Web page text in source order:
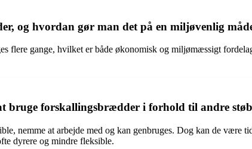
og hvordan gør man det på en miljøvenlig
flere gange, hvilket er både økonomisk og miljømæssigt
bruge forskallingsbrædder i forhold til andre
nemme at arbejde med og kan genbruges. Dog kan de
dyrere og mindre fleksible.